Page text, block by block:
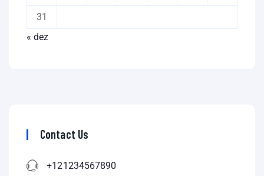
31
« dez
Contact Us
+121234567890